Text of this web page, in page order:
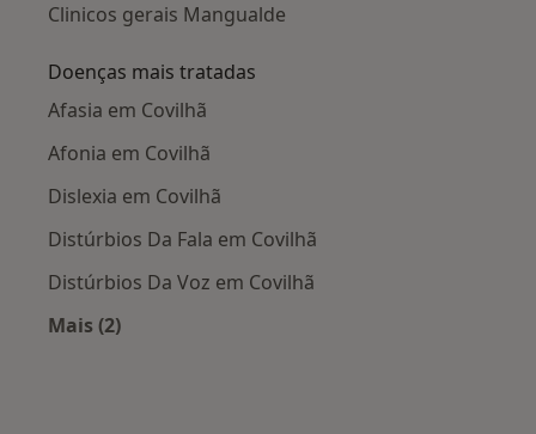
Clinicos gerais Mangualde
Doenças mais tratadas
Afasia em Covilhã
Afonia em Covilhã
Dislexia em Covilhã
Distúrbios Da Fala em Covilhã
Distúrbios Da Voz em Covilhã
Mais (2)